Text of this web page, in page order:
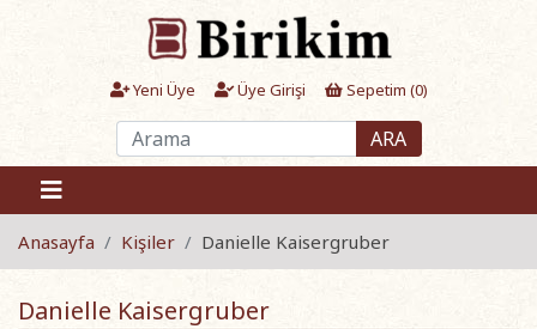
Yeni Üye Üye Girişi Sepetim (0)
ARA
Anasayfa Kişiler Danielle Kaisergruber
Danielle Kaisergruber